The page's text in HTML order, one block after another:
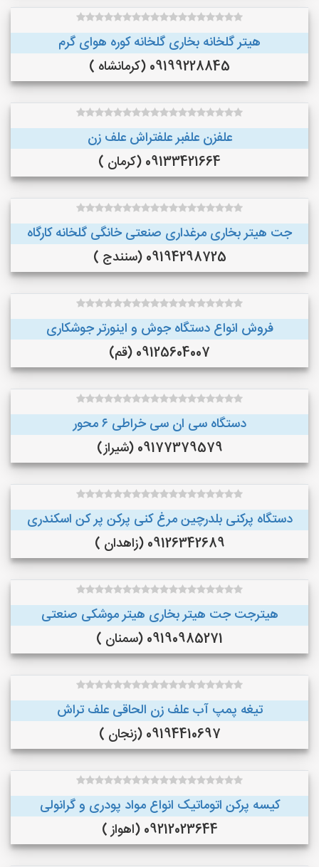
هیتر گلخانه بخاری گلخانه کوره هوای گرم
09199228845 (کرمانشاه )
علفزن علفبر علفتراش علف زن
09133421664 (کرمان )
جت هیتر بخاری مرغداری صنعتی خانگی گلخانه کارگاه
09194298725 (سنندج )
فروش انواع دستگاه جوش و اینورتر جوشکاری
09125604007 (قم)
دستگاه سی ان سی خراطی ۶ محور
09177379579 (شیراز)
دستگاه پرکنی بلدرچین مرغ کنی پرکن پر کن اسکندری
09126342689 (زاهدان )
هیترجت جت هیتر بخاری هیتر موشکی صنعتی
09190985271 (سمنان )
تیغه پمپ آب علف زن الحاقی علف تراش
09194410697 (زنجان )
کیسه پرکن اتوماتیک انواع مواد پودری و گرانولی
09212023644 (اهواز )